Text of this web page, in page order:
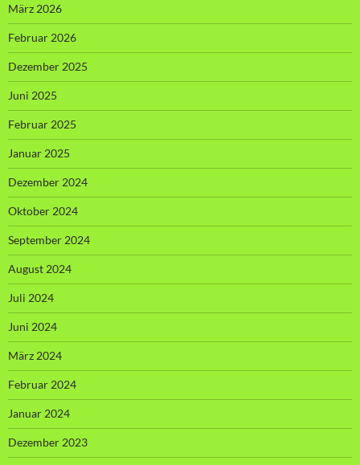
März 2026
Februar 2026
Dezember 2025
Juni 2025
Februar 2025
Januar 2025
Dezember 2024
Oktober 2024
September 2024
August 2024
Juli 2024
Juni 2024
März 2024
Februar 2024
Januar 2024
Dezember 2023